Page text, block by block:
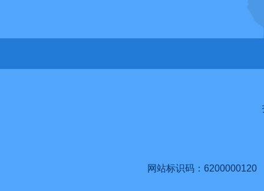
网站标识码：6200000120